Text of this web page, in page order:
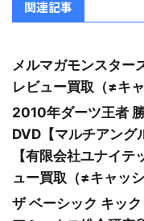
関連記事
メルマガモンスター
レビュー買取（≠キ
2010年ダーツ王者
DVD【マルチアング
【有限会社ユナイ
ュー買取（≠キャッシ
ザ ベーシック キッ